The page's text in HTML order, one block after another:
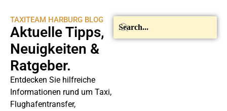
TAXITEAM HARBURG BLOG
Aktuelle Tipps,
Neuigkeiten &
Ratgeber.
Entdecken Sie hilfreiche
Informationen rund um Taxi,
Flughafentransfer,